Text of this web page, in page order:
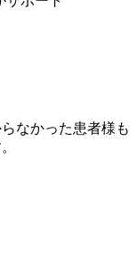
なかった患者様も